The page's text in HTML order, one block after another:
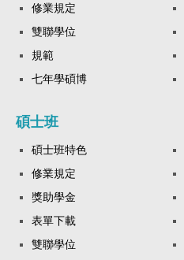
修業規定
雙聯學位
規範
七年學碩博
碩士班
碩士班特色
修業規定
獎助學金
表單下載
雙聯學位